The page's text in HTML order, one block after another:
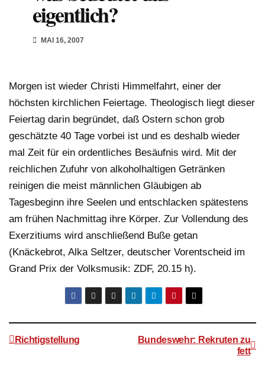
eigentlich?
MAI 16, 2007
Morgen ist wieder Christi Himmelfahrt, einer der
höchsten kirchlichen Feiertage. Theologisch liegt dieser
Feiertag darin begründet, daß Ostern schon grob
geschätzte 40 Tage vorbei ist und es deshalb wieder
mal Zeit für ein ordentliches Besäufnis wird. Mit der
reichlichen Zufuhr von alkoholhaltigen Getränken
reinigen die meist männlichen Gläubigen ab
Tagesbeginn ihre Seelen und entschlacken spätestens
am frühen Nachmittag ihre Körper. Zur Vollendung des
Exerzitiums wird anschließend Buße getan
(Knäckebrot, Alka Seltzer, deutscher Vorentscheid im
Grand Prix der Volksmusik: ZDF, 20.15 h).
Bundeswehr: Rekruten zu
fett
Richtigstellung